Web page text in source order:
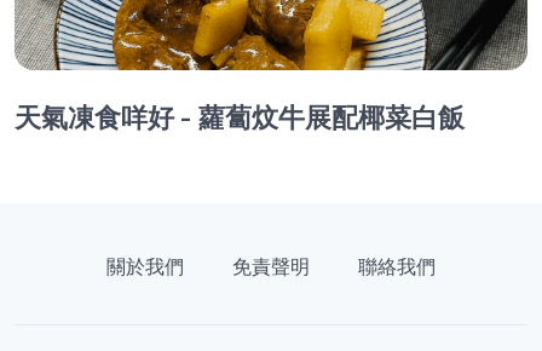
天氣凍食咩好 - 蘿蔔炆牛展配椰菜白飯
關於我們 免責聲明 聯絡我們